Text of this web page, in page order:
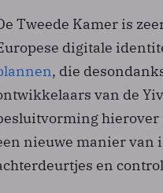
Tweede Kamer is
digitale
, die
van de
hierover
nieuwe manier van
en